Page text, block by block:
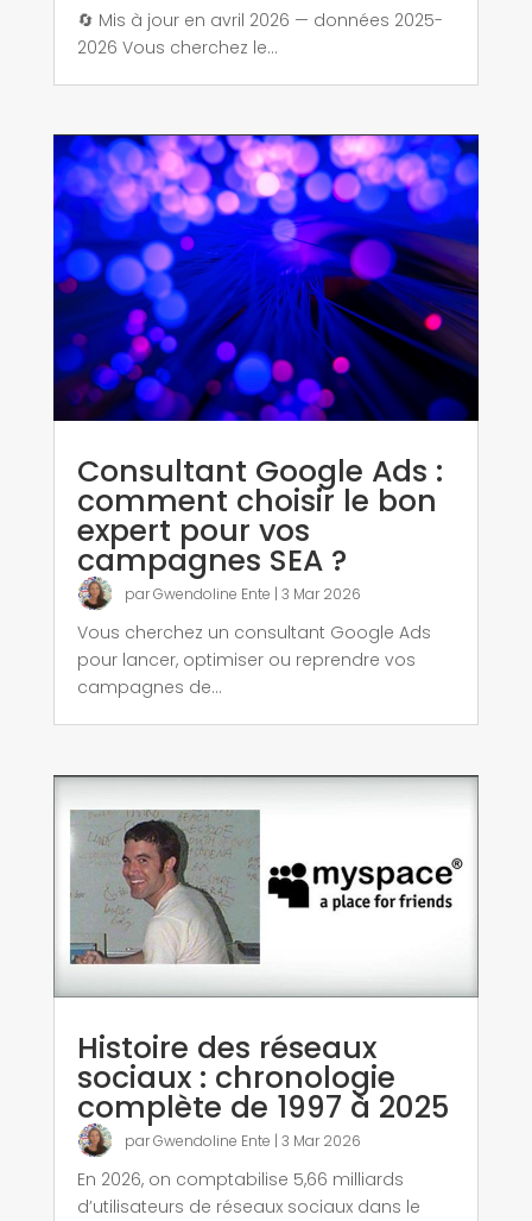
🔄 Mis à jour en avril 2026 — données 2025-
2026 Vous cherchez le...
Consultant Google Ads :
comment choisir le bon
expert pour vos
campagnes SEA ?
parGwendoline Ente | 3 Mar 2026
Vous cherchez un consultant Google Ads
pour lancer, optimiser ou reprendre vos
campagnes de...
Histoire des réseaux
sociaux : chronologie
complète de 1997 à 2025
parGwendoline Ente | 3 Mar 2026
En 2026, on comptabilise 5,66 milliards
d’utilisateurs de réseaux sociaux dans le